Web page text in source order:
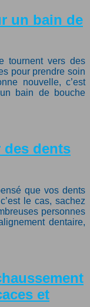
un bain de
tournent vers des
pour prendre soin
nouvelle, c’est
bain de bouche
des dents
que vos dents
le cas, sachez
personnes
dentaire,
et